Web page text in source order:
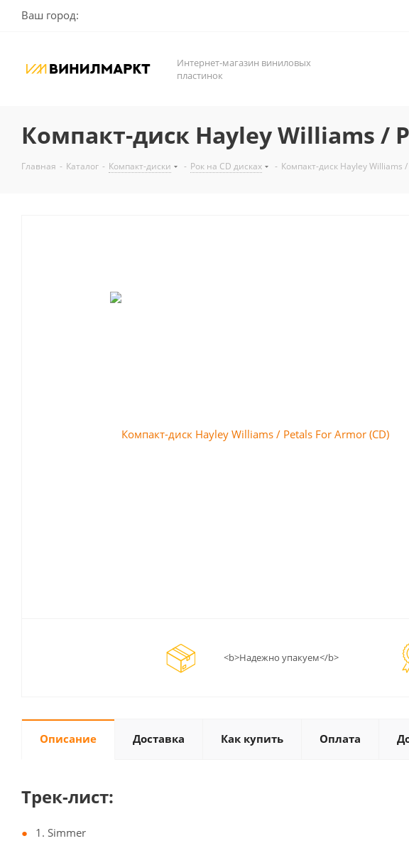
Ваш город:
Интернет-магазин виниловых
пластинок
Компакт-диск Hayley Williams /
Главная - Каталог - Компакт-диски - Рок на CD дисках - Компакт-диск Hayley Williams
<b>Надежно упакуем</b>
Описание Доставка Как купить Оплата
Трек-лист:
1. Simmer